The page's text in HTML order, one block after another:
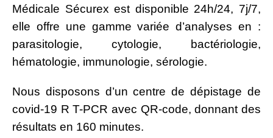
Médicale Sécurex est disponible 24h/24, 7j/7,
elle offre une gamme variée d’analyses en :
parasitologie, cytologie, bactériologie,
hématologie, immunologie, sérologie.
Nous disposons d’un centre de dépistage de
covid-19 R T-PCR avec QR-code, donnant des
résultats en 160 minutes.